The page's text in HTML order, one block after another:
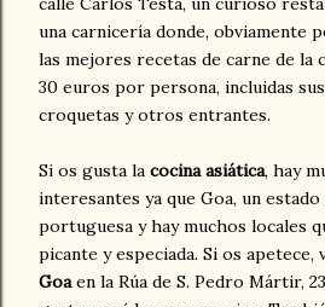
una carnicería donde, obviamente
las mejores recetas de carne de la
30 euros por persona, incluidas sus
croquetas y otros entrantes.
Si os gusta la cocina asiática, hay
interesantes ya que Goa, un
portuguesa y hay muchos locales
picante y especiada. Si os apetece,
Goaen la Rúa de S. Pedro Mártir,